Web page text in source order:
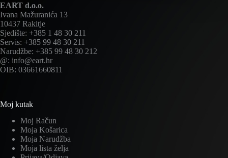
EART d.o.o.
Ivana Mažuranića 13
10437 Rakitje
Sjedište: +385 1 48 30 211
Servis: +385 99 48 30 211
Narudžbe: +385 99 48 30 212
@: info@eart.hr
OIB: 03661660811
Moj kutak
Moj Račun
Moja Košarica
Moja Narudžba
Moja lista želja